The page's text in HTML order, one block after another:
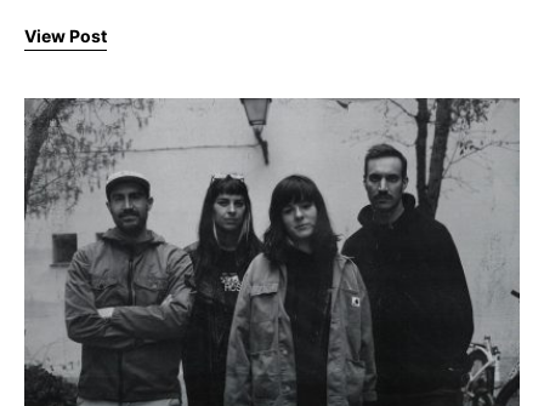
View Post